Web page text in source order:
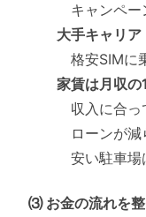
キャンペーン
大手キャリ
格安SIMに乗
家賃は月収
収入に合って
ローンが減ら
安い駐車場は
⑶ お金の流れを